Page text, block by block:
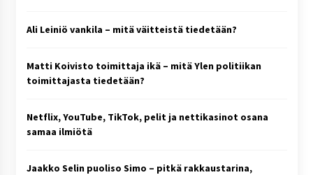
Ali Leiniö vankila – mitä väitteistä tiedetään?
Matti Koivisto toimittaja ikä – mitä Ylen politiikan
toimittajasta tiedetään?
Netflix, YouTube, TikTok, pelit ja nettikasinot osana
samaa ilmiötä
Jaakko Selin puoliso Simo – pitkä rakkaustarina,